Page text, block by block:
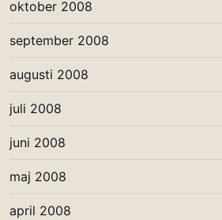
oktober 2008
september 2008
augusti 2008
juli 2008
juni 2008
maj 2008
april 2008